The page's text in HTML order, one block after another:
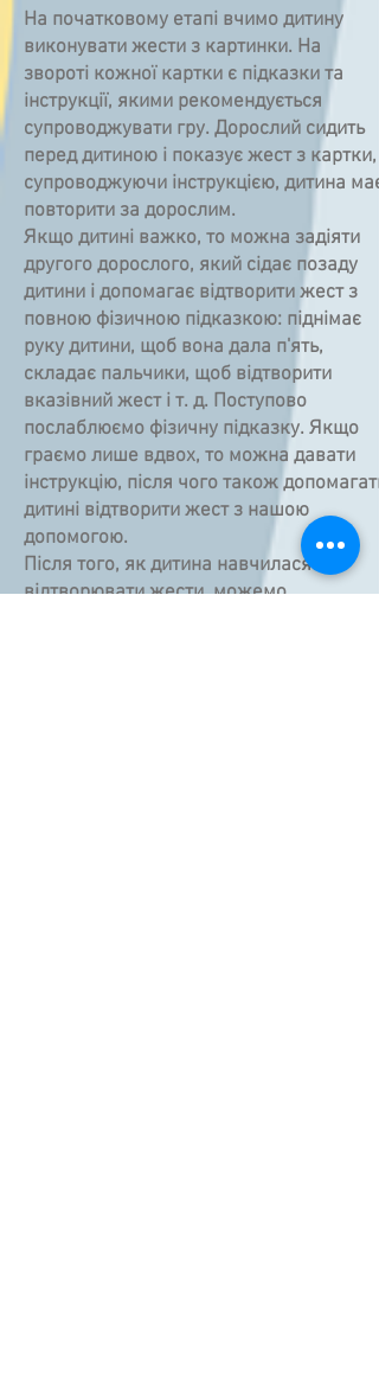
На початковому етапі вчимо дитину
виконувати жести з картинки. На
звороті кожної картки є підказки та
інструкції, якими рекомендується
супроводжувати гру. Дорослий сидить
перед дитиною і показує жест з картки,
супроводжуючи інструкцією, дитина має
повторити за дорослим.
Якщо дитині важко, то можна задіяти
другого дорослого, який сідає позаду
дитини і допомагає відтворити жест з
повною фізичною підказкою: піднімає
руку дитини, щоб вона дала п'ять,
складає пальчики, щоб відтворити
вказівний жест і т. д. Поступово
послаблюємо фізичну підказку. Якщо
граємо лише вдвох, то можна давати
інструкцію, після чого також допомагати
дитині відтворити жест з нашою
допомогою.
Після того, як дитина навчилася
відтворювати жести, можемо